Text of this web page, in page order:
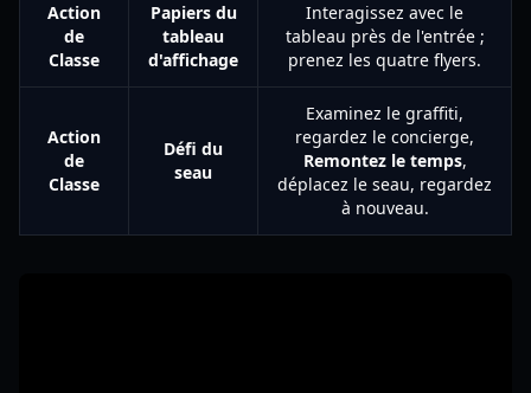
Action
de
Classe
Papiers du
tableau
d'affichage
Interagissez avec le
tableau près de l'entrée ;
prenez les quatre flyers.
Action
de
Classe
Défi du
seau
Examinez le graffiti,
regardez le concierge,
Remontez le temps,
déplacez le seau, regardez
à nouveau.